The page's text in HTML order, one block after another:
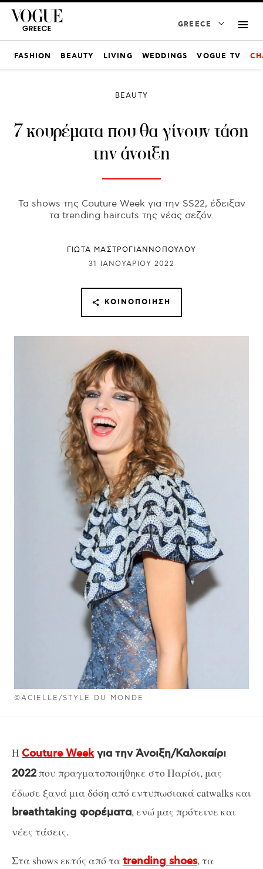
GREECE
FASHION BEAUTY LIVING WEDDINGS VOGUE TV
©ACIELLE/STYLE DU MONDE
BEAUTY
7 κουρέματα που θα γίνουν τάση
την άνοιξη
Τα shows της Couture Week για την SS22, έδειξαν
τα trending haircuts της νέας σεζόν.
ΓΙΩΤΑ ΜΑΣΤΡΟΓΙΑΝΝΟΠΟΥΛΟΥ
31 ΙΑΝΟΥΑΡΊΟΥ 2022
ΚΟΙΝΟΠΟΊΗΣΗ
Η Couture Weekγια την Άνοιξη/Καλοκαίρι
2022που πραγματοποιήθηκε στο Παρίσι, μας
έδωσε ξανά μια δόση από εντυπωσιακά catwalks και
breathtaking φορέματα, ενώ μας πρότεινε και
νέες τάσεις.
Στα shows εκτός από ταtrending shoes, τα